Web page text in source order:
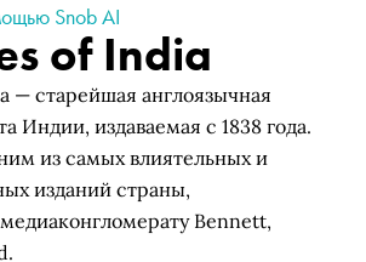
Snob AI
of India
— старейшая англоязычная
Индии, издаваемая с 1838 года.
из самых влиятельных и
изданий страны,
Bennett,